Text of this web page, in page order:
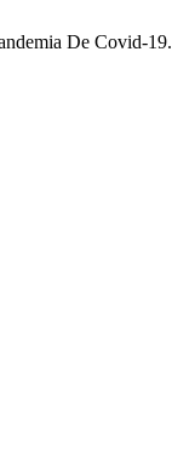
De Covid-19.